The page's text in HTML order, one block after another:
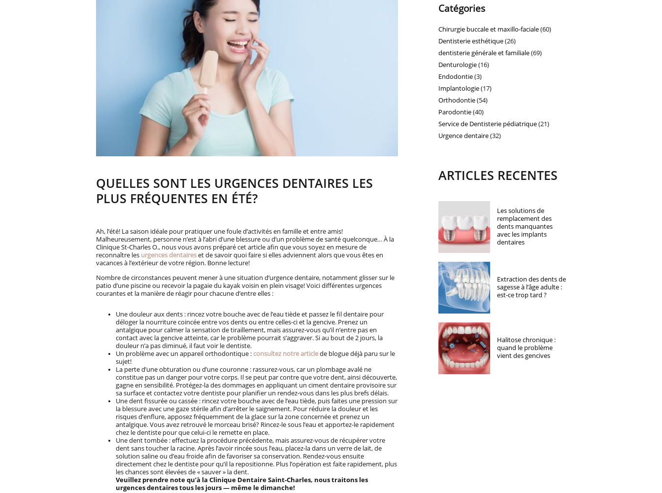
QUELLES SONT LES URGENCES DENTAIRES LES
PLUS FRÉQUENTES EN ÉTÉ?
Ah, l’été! La saison idéale pour pratiquer une foule d’activités en famille et entre amis!
Malheureusement, personne n’est à l’abri d’une blessure ou d’un problème de santé quelconque… À la
Clinique St-Charles O., nous vous avons préparé cet article afin que vous soyez en mesure de
reconnaître les urgences dentaireset de savoir quoi faire si elles adviennent alors que vous êtes en
vacances à l’extérieur de votre région. Bonne lecture!
Nombre de circonstances peuvent mener à une situation d’urgence dentaire, notamment glisser sur le
patio d’une piscine ou recevoir la pagaie du kayak voisin en plein visage! Voici différentes urgences
courantes et la manière de réagir pour chacune d’entre elles :
Une douleur aux dents : rincez votre bouche avec de l’eau tiède et passez le fil dentaire pour
déloger la nourriture coincée entre vos dents ou entre celles-ci et la gencive. Prenez un
antalgique pour calmer la sensation de tiraillement, mais assurez-vous qu’il n’entre pas en
contact avec la gencive atteinte, car le problème pourrait s’aggraver. Si au bout de 2 jours, la
douleur n’a pas diminué, il faut voir le dentiste.
Un problème avec un appareil orthodontique : consultez notre articlede blogue déjà paru sur le
sujet!
La perte d’une obturation ou d’une couronne : rassurez-vous, car un plombage avalé ne
constitue pas un danger pour votre corps. Il se peut par contre que votre dent, ainsi découverte,
gagne en sensibilité. Protégez-la des dommages en appliquant un ciment dentaire provisoire sur
sa surface et contactez votre dentiste pour planifier un rendez-vous dans les plus brefs délais.
Une dent fissurée ou cassée : rincez votre bouche avec de l’eau tiède, puis faites une pression sur
la blessure avec une gaze stérile afin d’arrêter le saignement. Pour réduire la douleur et les
risques d’enflure, apposez fréquemment de la glace sur la zone concernée et prenez un
antalgique. Vous avez retrouvé le morceau brisé? Rincez-le sous l’eau et apportez-le rapidement
chez le dentiste pour que celui-ci le remette en place.
Une dent tombée : effectuez la procédure précédente, mais assurez-vous de récupérer votre
dent sans toucher la racine. Après l’avoir rincée sous l’eau, placez-la dans un verre de lait, de
solution saline ou d’eau froide afin de favoriser sa conservation. Rendez-vous ensuite
directement chez le dentiste pour qu’il la repositionne. Plus l’opération est faite rapidement, plus
les chances sont élevées de « sauver » la dent.
Veuillez prendre note qu’à la Clinique Dentaire Saint-Charles, nous traitons les
urgences dentaires tous les jours — même le dimanche!
Catégories
Chirurgie buccale et maxillo-faciale(60)
Dentisterie esthétique(26)
dentisterie générale et familiale(69)
Denturologie(16)
Endodontie(3)
Implantologie(17)
Orthodontie(54)
Parodontie(40)
Service de Dentisterie pédiatrique(21)
Urgence dentaire(32)
ARTICLES RECENTES
Les solutions de
remplacement des
dents manquantes
avec les implants
dentaires
Extraction des dents de
sagesse à l’âge adulte :
est-ce trop tard ?
Halitose chronique :
quand le problème
vient des gencives